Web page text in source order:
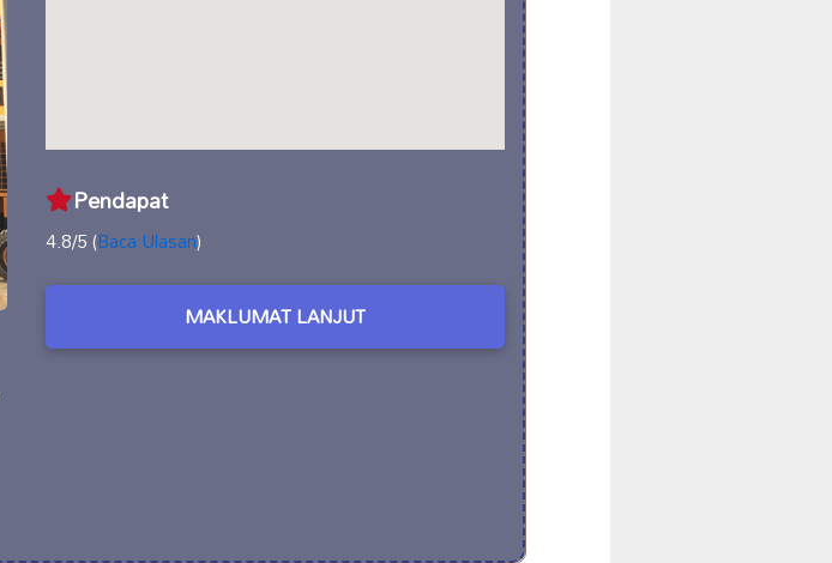
Pendapat
4.8/5 (Baca Ulasan)
MAKLUMAT LANJUT